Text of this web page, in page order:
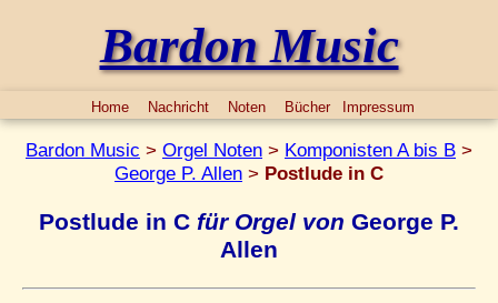
Bardon Music
Home Nachricht Noten Bücher Impressum
Bardon Music > Orgel Noten > Komponisten A bis B >
George P. Allen > Postlude in C
Postlude in C für Orgel von George P.
Allen